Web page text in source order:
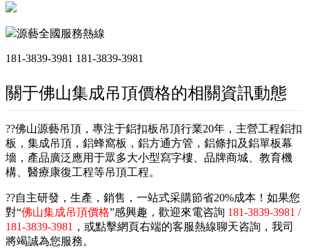
源藝全國服務熱線
181-3839-3981 181-3839-3981
關于佛山集成吊頂價格的相關資訊動態
??佛山源藝吊頂，專注于鋁扣板吊頂行業20年，主營工程鋁扣
板，集成吊頂，鋁蜂窩板，鋁方通方管，鋁條扣及鋁單板幕
墻，產品廣泛應用于眾多大小型寫字樓、品牌商城、教育機
構、醫療康復工程等吊頂工程。
??自主研發，生產，銷售，一站式采購節省20%成本！如果您
對“佛山集成吊頂價格”感興趣，歡迎來電咨詢 181-3839-3981 /
181-3839-3981 ，或點擊網頁右端的客服熱線聊天咨詢，我司
將竭誠為您服務。